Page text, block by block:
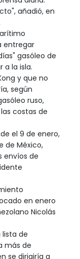
añadió, en
entregar
gasóleo de
a la isla.
y que no
según
ruso,
costas de
el 9 de enero,
de México,
envíos de
en enero
Nicolás
lista de
más de
se dirigiría a